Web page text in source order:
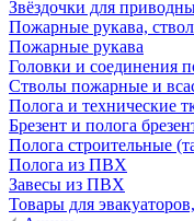
Звёздочки для
Пожарные рукава,
Пожарные рукава
Головки и соединения
Стволы пожарные и
Полога и технические
Брезент и полога
Полога строительные
Полога из ПВХ
Завесы из ПВХ
Товары для